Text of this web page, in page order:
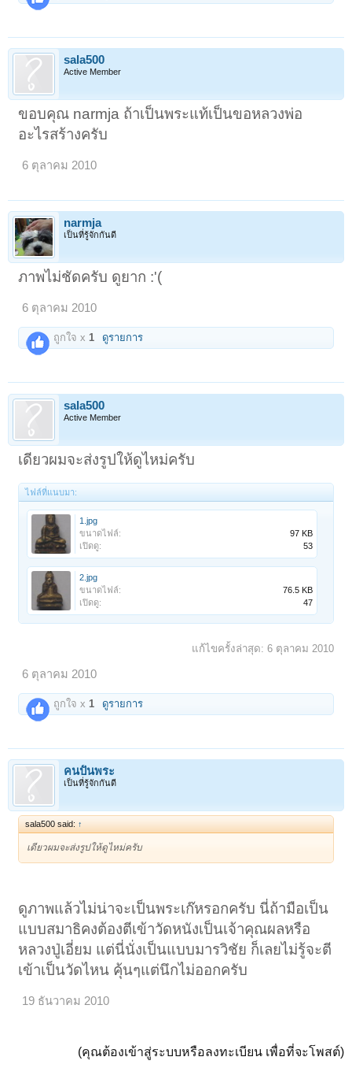
sala500
Active Member
ขอบคุณ narmja ถ้าเป็นพระแท้เป็นขอหลวงพ่อ
อะไรสร้างครับ
6 ตุลาคม 2010
narmja
เป็นที่รู้จักกันดี
ภาพไม่ชัดครับ ดูยาก :'(
6 ตุลาคม 2010
ถูกใจ x1 ดูรายการ
sala500
Active Member
เดียวผมจะส่งรูปให้ดูไหม่ครับ
ไฟล์ที่แนบมา:
1.jpg
ขนาดไฟล์:
97 KB
เปิดดู:
53
2.jpg
ขนาดไฟล์:
76.5 KB
เปิดดู:
47
แก้ไขครั้งล่าสุด: 6 ตุลาคม 2010
6 ตุลาคม 2010
ถูกใจ x 1 ดูรายการ
คนปั้นพระ
เป็นที่รู้จักกันดี
sala500 said: ↑
เดียวผมจะส่งรูปให้ดูไหม่ครับ
ดูภาพแล้วไม่น่าจะเป็นพระเก๊หรอกครับ นี่ถ้ามือเป็น
แบบสมาธิคงต้องตีเข้าวัดหนังเป็นเจ้าคุณผลหรือ
หลวงปู่เอี่ยม แต่นี่นั่งเป็นแบบมารวิชัย ก็เลยไม่รู้จะตี
เข้าเป็นวัดไหน คุ้นๆแต่นึกไม่ออกครับ
19 ธันวาคม 2010
(คุณต้องเข้าสู่ระบบหรือลงทะเบียน เพื่อที่จะโพสต์)